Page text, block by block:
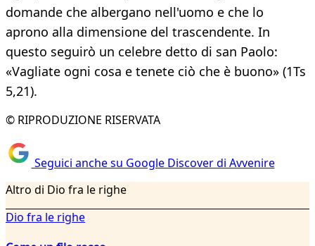
domande che albergano nell'uomo e che lo
aprono alla dimensione del trascendente. In
questo seguirò un celebre detto di san Paolo:
«Vagliate ogni cosa e tenete ciò che è buono» (1Ts
5,21).
© RIPRODUZIONE RISERVATA
Seguici anche su Google Discover di Avvenire
Altro di Dio fra le righe
Dio fra le righe